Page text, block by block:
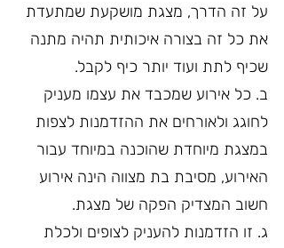
על זה הדרך, מצגת מושקעת שמתעדת
את כל זה בצורה איכותית תהיה מתנה
שכיף לתת ועוד יותר כיף לקבל.
ב. כל אירוע שמכבד את עצמו מעניק
לחוגג ולאורחים את ההזדמנות לצפות
במצגת מיוחדת שהוכנה במיוחד עבור
האירוע, מסיבת בת מצווה הינה אירוע
חשוב המצדיק הפקה של מצגת.
ג. זו הזדמנות להעניק לצופים ולכלת